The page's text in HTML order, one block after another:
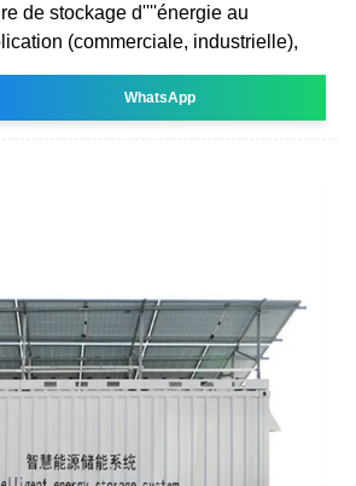
de stockage d''''énergie au
(commerciale, industrielle),
WhatsApp